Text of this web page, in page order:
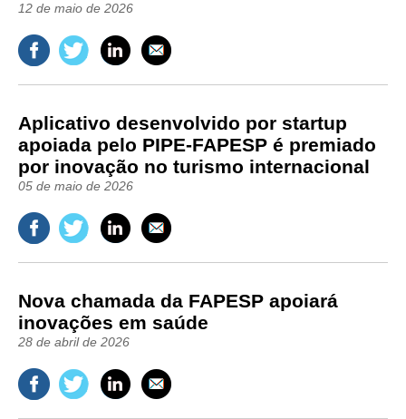
12 de maio de 2026
Aplicativo desenvolvido por startup
apoiada pelo PIPE-FAPESP é premiado
por inovação no turismo internacional
05 de maio de 2026
Nova chamada da FAPESP apoiará
inovações em saúde
28 de abril de 2026